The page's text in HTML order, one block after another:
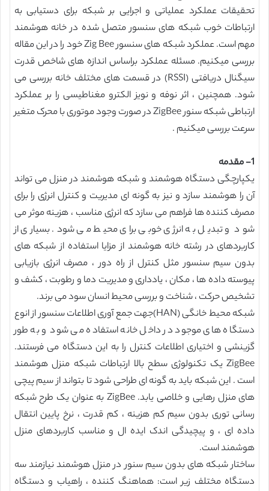
تحقیقات عملکرد عملیاتی و اجرایی بر شبکه برای دستیابی به
ارتباطات خوب شبکه های سنسور متصل شده در خانه هوشمند
مهم است. عملکرد شبکه های سنسور Zig Bee خود را در این مقاله
بررسی میکنیم. مسئله عملکرد براساس اندازه های شاخص قدرت
سیگنال دریافتی (RSSI) در قسمت های مختلف خانه بررسی می
شود. همچنین ، اثر نوفه و نویز الکترو مغناطیسی را بر عملکرد
ارتباطی شبکه سنور ZigBee در صورت وجود موتوری با محرک متغیر
سرعت بررسی میکنیم .
1- مقدمه
یکپارچگی دستگاه هوشمند و شبکه هوشمند در منزل می تواند
آن را هوشمند سازد و نیز به گونه ای مدیریت و کنترل انرژی را برای
مصرف کننده ها فراهم می سازد که انرژی مناسب ، هزینه موثر می
شود و تبدیل به انرژی خوبی برای محیط می شود. بسیاری از
کاربردهای در رشته خانه هوشمند از مزایا استفاده از شبکه های
بدون سیم سنسور مثل کنترل از راه دور ، مصرف انرژی بازیابی
پیوسته داده ها ، مکان ، یادداری و مدیریت دما و رطوبت ، کشف و
تشخیص حرکت ، شناخت و بررسی محیط انسان سود می برند.
شبکه محیط خانگی (HAN)جهت جمع آوری اطلاعات سنسور از انوع
دستگاه های موجود در داخل خانه استفاده می شود و به طور
گزینشی و اختیاری اطلاعات کنترل را به این دستگاه می فرستند.
ZigBee یک تکنولوژی سطح بالا ارتباطات شبکه منزل هوشمند
است . این شبکه باید به گونه ای طراحی شود تا بتواند از سیم پیچی
های منزل رهایی و خلاصی یابد. ZigBee به عنوان یک طرح شبکه
رسانی توری بدون سیم کم هزینه ، کم قدرت ، نرخ پایین انتقال
داده ای ، و پیچیدگی اندک ایده ال و مناسب کاربردهای منزل
هوشمند است.
ساختار شبکه های بدون سیم سنور در منزل هوشمند نیازمند سه
دستگاه مختلف زیر است: هماهنگ کننده ، راهیاب و دستگاه